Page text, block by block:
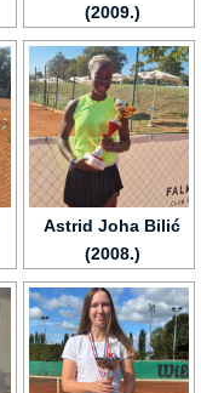
(2009.)
Astrid Joha Bilić
(2008.)